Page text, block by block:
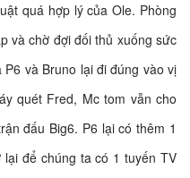
quá hợp lý của Ole. Phòng
và chờ đợi đối thủ xuống sức
và Bruno lại đi đúng vào vị
quét Fred, Mc tom vẫn cho
đấu Big6. P6 lại có thêm 1
để chúng ta có 1 tuyến TV